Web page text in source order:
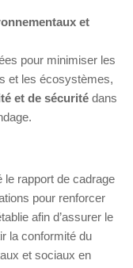
et
pour minimiser les
et les écosystèmes,
et de sécurité dans
le rapport de cadrage
pour renforcer
afin d’assurer le
la conformité du
et sociaux en